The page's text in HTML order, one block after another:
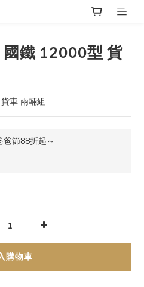
鐵 12000型 貨
車 兩輛組
爸節88折起～
購物車